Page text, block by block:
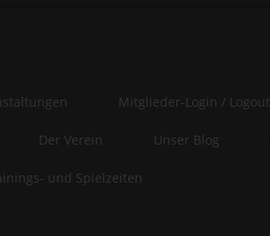
Mitglieder-Login / Logout
Der Verein Unser Blog
und Spielzeiten